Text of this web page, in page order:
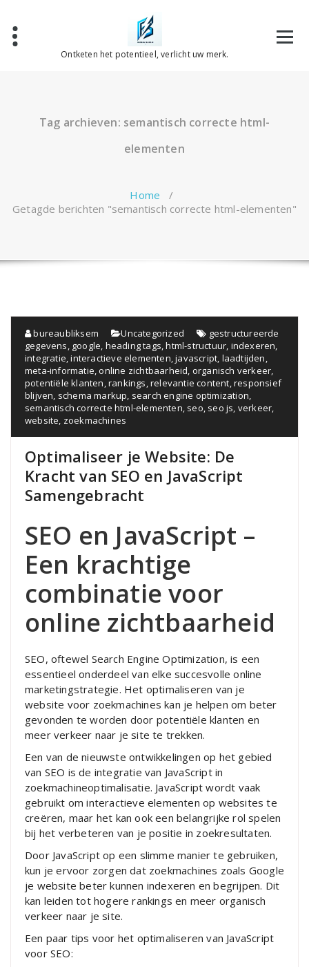
inhoud
Ontketen het potentieel, verlicht uw merk.
Tag archieven: semantisch correcte html-
elementen
Home /
Getagde berichten "semantisch correcte html-elementen"
bureaubliksem Uncategorized
gestructureerde
gegevens, google, heading tags,html-structuur, indexeren,
integratie,interactieve elementen,javascript, laadtijden,
meta-informatie,online zichtbaarheid, organisch verkeer,
potentiële klanten,rankings,relevantie content,responsief
blijven, schema markup, search engine optimization,
semantisch correcte html-elementen, seo, seo js, verkeer,
website, zoekmachines
Optimaliseer je Website: De
Kracht van SEO en JavaScript
Samengebracht
SEO en JavaScript –
Een krachtige
combinatie voor
online zichtbaarheid
SEO, oftewel Search Engine Optimization, is een
essentieel onderdeel van elke succesvolle online
marketingstrategie. Het optimaliseren van je
website voor zoekmachines kan je helpen om beter
gevonden te worden door potentiële klanten en
meer verkeer naar je site te trekken.
Een van de nieuwste ontwikkelingen op het gebied
van SEO is de integratie van JavaScript in
zoekmachineoptimalisatie. JavaScript wordt vaak
gebruikt om interactieve elementen op websites te
creëren, maar het kan ook een belangrijke rol spelen
bij het verbeteren van je positie in zoekresultaten.
Door JavaScript op een slimme manier te gebruiken,
kun je ervoor zorgen dat zoekmachines zoals Google
je website beter kunnen indexeren en begrijpen. Dit
kan leiden tot hogere rankings en meer organisch
verkeer naar je site.
Een paar tips voor het optimaliseren van JavaScript
voor SEO: